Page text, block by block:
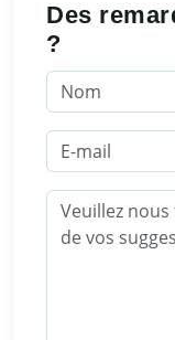
Des
?